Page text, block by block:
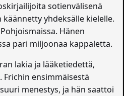
sotienvälisenä
yhdeksälle kielelle.
Hänen
pari miljoonaa kappaletta.
lakia ja lääketiedettä,
ensimmäisestä
menestys, ja hän saattoi